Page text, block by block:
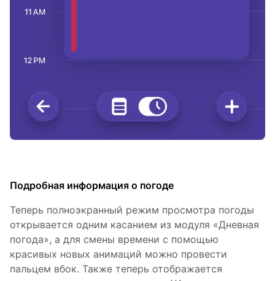
Подробная информация о погоде
Теперь полноэкранный режим просмотра погоды
открывается одним касанием из модуля «Дневная
погода», а для смены времени с помощью
красивых новых анимаций можно провести
пальцем вбок. Также теперь отображается